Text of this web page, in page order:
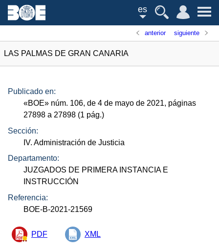
es
anterior siguiente
LAS PALMAS DE GRAN CANARIA
Publicado en:
«BOE» núm. 106, de 4 de mayo de 2021, páginas
27898 a 27898 (1 pág.)
Sección:
IV. Administración de Justicia
Departamento:
JUZGADOS DE PRIMERA INSTANCIA E
INSTRUCCIÓN
Referencia:
BOE-B-2021-21569
PDF XML